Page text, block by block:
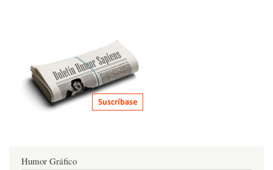
Humor Gráfico